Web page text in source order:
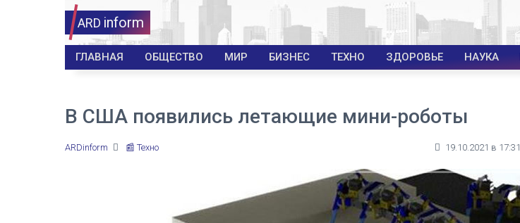
ARD inform
ГЛАВНАЯ ОБЩЕСТВО МИР БИЗНЕС ТЕХНО ЗДОРОВЬЕ НАУКА
В США появились летающие мини-роботы
ARDinform 📰 Техно 19.10.2021 в 17:31